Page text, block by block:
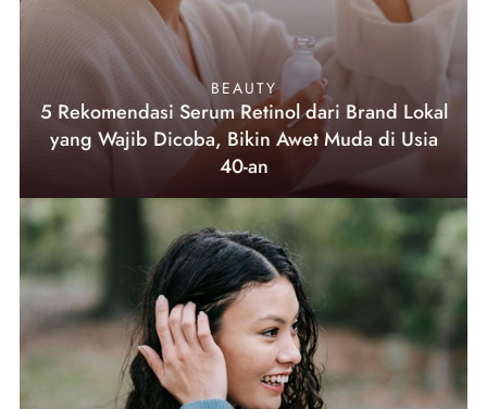
BEAUTY
5 Rekomendasi Serum Retinol dari Brand Lokal
yang Wajib Dicoba, Bikin Awet Muda di Usia
40-an